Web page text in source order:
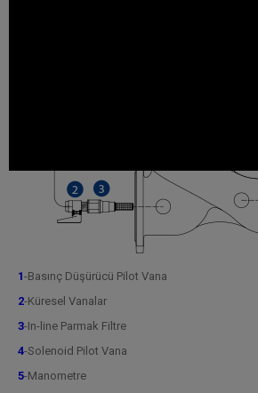
1-Basınç Düşürücü Pilot Vana
2-Küresel Vanalar
3-In-line Parmak Filtre
4-Solenoid Pilot Vana
5-Manometre